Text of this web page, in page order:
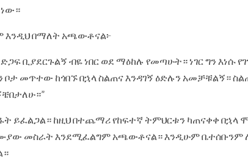
እንዲህ በማለት አጫውቶናል፦
ቢያደርጉልኝ ብዬ ነበር ወደ ማዕከሉ የመጣሁት። ነገር ግን እነሱ
ቦታ መጥተው ከጎበኙ በኋላ ስልጠና እንዳገኝ ዕድሉን አመቻቹልኝ።
ይፈልጋል። ከዚህ በተጨማሪ የከፍተኛ ትምህርቱን ካጠናቀቀ በኋላ
መስራት እንደሚፈልግም አጫውቶናል። እንዲሁም ቤተሰቡንም